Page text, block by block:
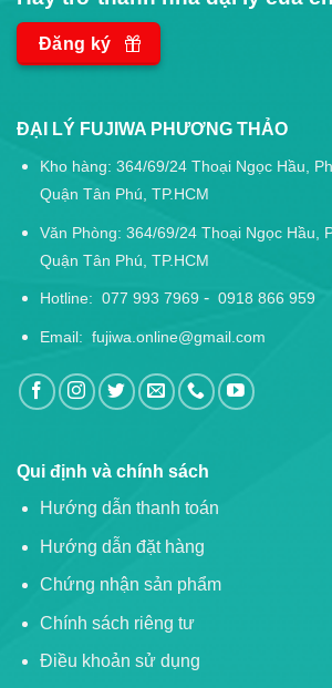
Đăng ký
ĐẠI LÝ FUJIWA PHƯƠNG THẢO
Kho hàng: 364/69/24 Thoại Ngọc Hầu,
Quận Tân Phú, TP.HCM
Văn Phòng: 364/69/24 Thoại Ngọc Hầu,
Quận Tân Phú, TP.HCM
Hotline: 077 993 7969- 0918 866 959
Email: fujiwa.online@gmail.com
Qui định và chính sách
Hướng dẫn thanh toán
Hướng dẫn đặt hàng
Chứng nhận sản phẩm
Chính sách riêng tư
Điều khoản sử dụng